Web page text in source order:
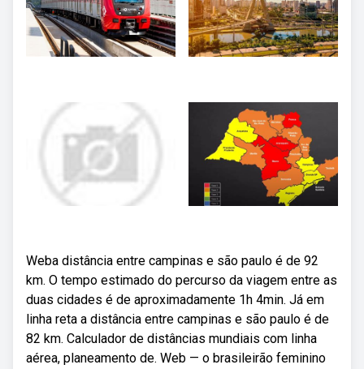
Weba distância entre campinas e são paulo é de 92
km. O tempo estimado do percurso da viagem entre as
duas cidades é de aproximadamente 1h 4min. Já em
linha reta a distância entre campinas e são paulo é de
82 km. Calculador de distâncias mundiais com linha
aérea, planeamento de. Web — o brasileirão feminino